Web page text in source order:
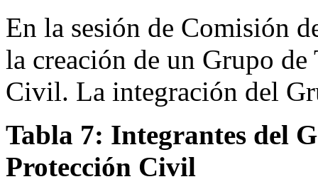
En la sesión de Comisión
la creación de un Grupo
Civil. La integración del
Tabla 7: Integrantes del
Protección Civil